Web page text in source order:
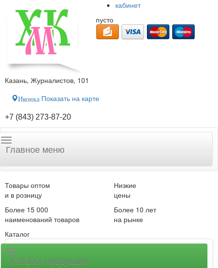
кабинет
пусто
Казань, Журналистов, 101
Иконка Показать на карте
+7 (843) 273-87-20
Главное меню
Товары оптом
и в розницу
Низкие
цены
Более 15 000
наименований товаров
Более 10 лет
на рынке
Каталог
Каталог продукции